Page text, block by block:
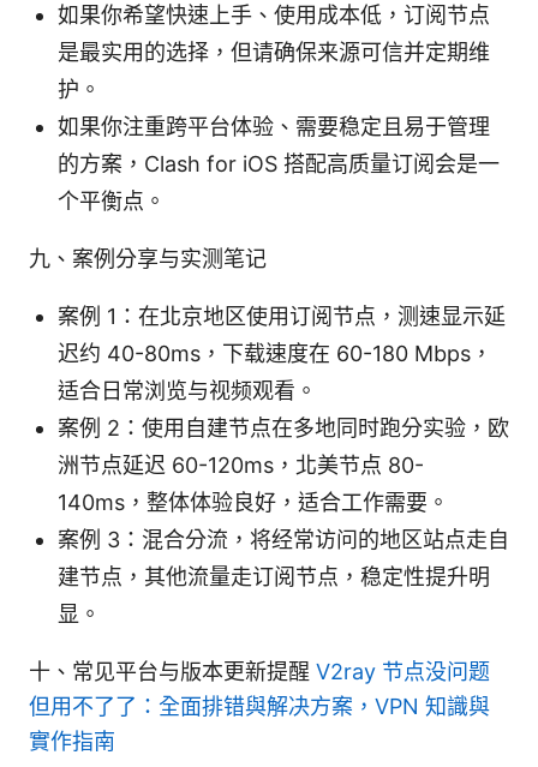
如果你希望快速上手、使用成本低，订阅节点
是最实用的选择，但请确保来源可信并定期维
护。
如果你注重跨平台体验、需要稳定且易于管理
的方案，Clash for iOS 搭配高质量订阅会是一
个平衡点。
九、案例分享与实测笔记
案例 1：在北京地区使用订阅节点，测速显示延
迟约 40-80ms，下载速度在 60-180 Mbps，
适合日常浏览与视频观看。
案例 2：使用自建节点在多地同时跑分实验，欧
洲节点延迟 60-120ms，北美节点 80-
140ms，整体体验良好，适合工作需要。
案例 3：混合分流，将经常访问的地区站点走自
建节点，其他流量走订阅节点，稳定性提升明
显。
十、常见平台与版本更新提醒 V2ray 节点没问题
但用不了了：全面排错與解决方案，VPN 知識與
實作指南